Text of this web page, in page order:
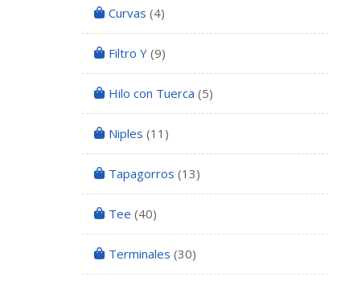
Curvas (4)
Filtro Y (9)
Hilo con Tuerca (5)
Niples (11)
Tapagorros (13)
Tee (40)
Terminales (30)